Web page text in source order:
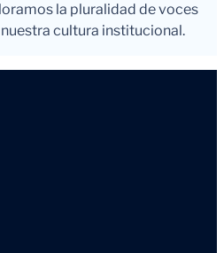
la pluralidad de voces
cultura institucional.